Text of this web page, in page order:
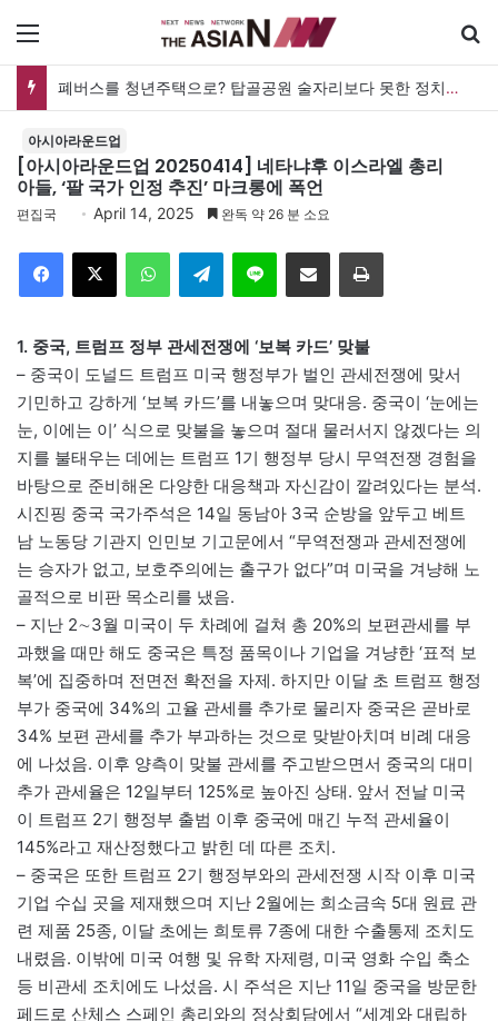
메뉴
[발행인 칼럼] PQ, ‘인내지수’를 아십니까?
아시아라운드업
[아시아라운드업 20250414] 네타냐후 이스라엘 총리
아들, ‘팔 국가 인정 추진’ 마크롱에 폭언
편집국 April 14, 2025 완독 약 26 분 소요
Facebook
X WhatsAppTelegramLine 이메일 인쇄
1. 중국, 트럼프 정부 관세전쟁에 ‘보복 카드’ 맞불
– 중국이 도널드 트럼프 미국 행정부가 벌인 관세전쟁에 맞서
기민하고 강하게 ‘보복 카드’를 내놓으며 맞대응. 중국이 ‘눈에는
눈, 이에는 이’ 식으로 맞불을 놓으며 절대 물러서지 않겠다는 의
지를 불태우는 데에는 트럼프 1기 행정부 당시 무역전쟁 경험을
바탕으로 준비해온 다양한 대응책과 자신감이 깔려있다는 분석.
시진핑 중국 국가주석은 14일 동남아 3국 순방을 앞두고 베트
남 노동당 기관지 인민보 기고문에서 “무역전쟁과 관세전쟁에
는 승자가 없고, 보호주의에는 출구가 없다”며 미국을 겨냥해 노
골적으로 비판 목소리를 냈음.
– 지난 2∼3월 미국이 두 차례에 걸쳐 총 20%의 보편관세를 부
과했을 때만 해도 중국은 특정 품목이나 기업을 겨냥한 ‘표적 보
복’에 집중하며 전면전 확전을 자제. 하지만 이달 초 트럼프 행정
부가 중국에 34%의 고율 관세를 추가로 물리자 중국은 곧바로
34% 보편 관세를 추가 부과하는 것으로 맞받아치며 비례 대응
에 나섰음. 이후 양측이 맞불 관세를 주고받으면서 중국의 대미
추가 관세율은 12일부터 125%로 높아진 상태. 앞서 전날 미국
이 트럼프 2기 행정부 출범 이후 중국에 매긴 누적 관세율이
145%라고 재산정했다고 밝힌 데 따른 조치.
– 중국은 또한 트럼프 2기 행정부와의 관세전쟁 시작 이후 미국
기업 수십 곳을 제재했으며 지난 2월에는 희소금속 5대 원료 관
련 제품 25종, 이달 초에는 희토류 7종에 대한 수출통제 조치도
내렸음. 이밖에 미국 여행 및 유학 자제령, 미국 영화 수입 축소
등 비관세 조치에도 나섰음. 시 주석은 지난 11일 중국을 방문한
페드로 산체스 스페인 총리와의 정상회담에서 “세계와 대립하